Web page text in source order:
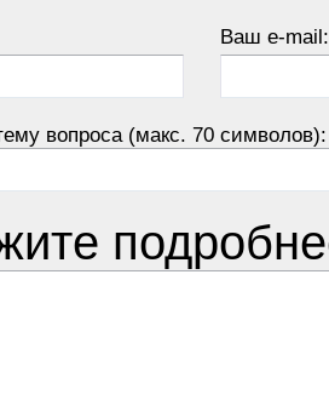
Ваш e-mail:
вопроса (макс. 70 символов):